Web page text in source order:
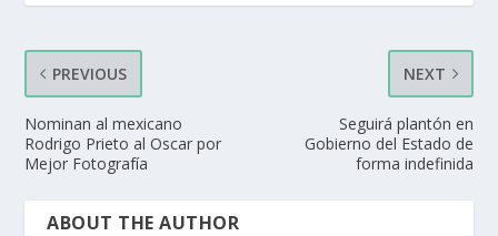
PREVIOUS
Nominan al mexicano
Rodrigo Prieto al Oscar por
Mejor Fotografía
NEXT
Seguirá plantón en
Gobierno del Estado de
forma indefinida
ABOUT THE AUTHOR